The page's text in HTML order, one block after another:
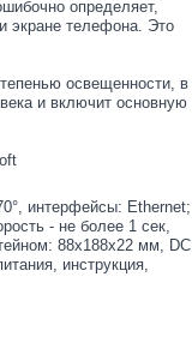
определяет,
экране телефона. Это
освещенности, в
и включит основную
интерфейсы: Ethernet;
- не более 1 сек,
88х188х22 мм, DC
инструкция,